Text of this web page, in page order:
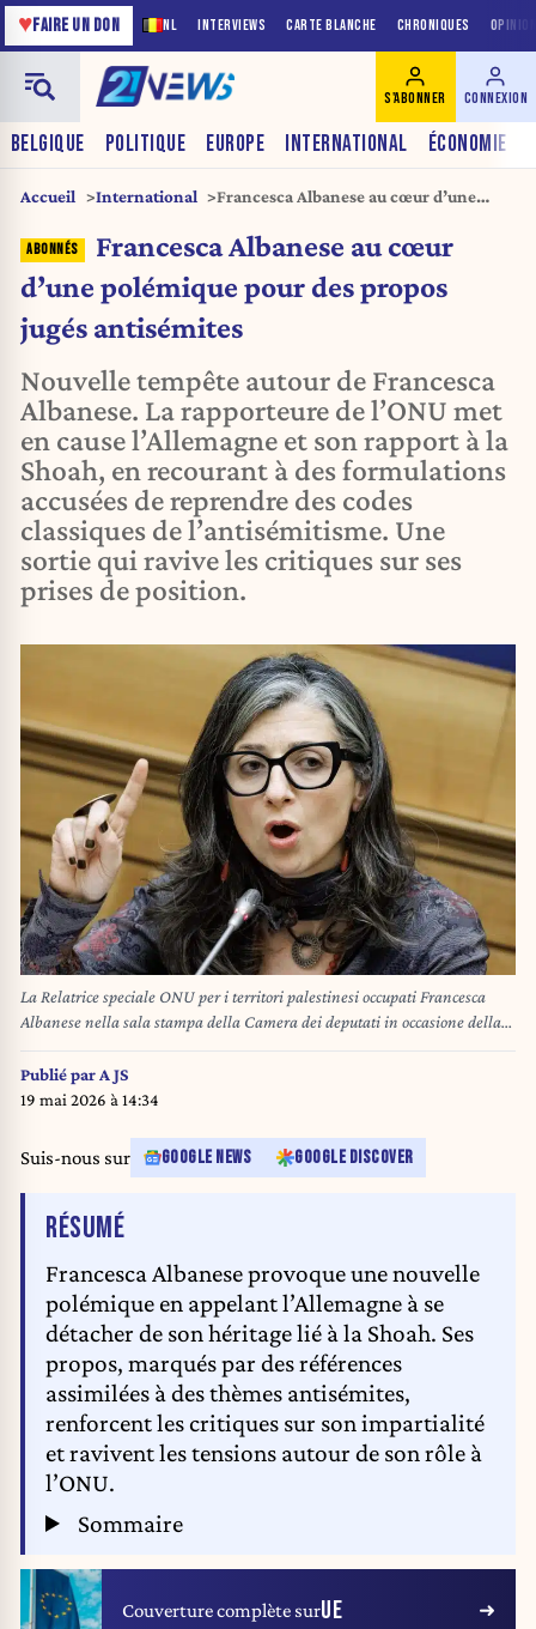
NL INTERVIEWS CARTE BLANCHE CHRONIQUES
♥FAIRE UN DON
BELGIQUE POLITIQUE EUROPE INTERNATIONAL ÉCONOMIE
S'ABONNER CONNEXION
Accueil International
Francesca Albanese au cœur d’une
antisémites
Francesca Albanese au cœur
d’une polémique pour des propos
jugés antisémites
Nouvelle tempête autour de Francesca
Albanese. La rapporteure de l’ONU met
en cause l’Allemagne et son rapport à la
Shoah, en recourant à des formulations
accusées de reprendre des codes
classiques de l’antisémitisme. Une
sortie qui ravive les critiques sur ses
prises de position.
La Relatrice speciale ONU per i territori palestinesi occupati Francesca
Albanese nella sala stampa della Camera dei deputati in occasione della
presentazione del nuovo Rapporto su Gaza dal titolo “Genocidio di Gaza:
un crimine collettivo”, Roma, Martedì 3 Febbraio 2026 (Foto Roberto
Monaldo / LaPresse) UN Special Rapporteur for the Occupied Palestinian
deputies during the presentation of the new Report on Gaza entitled
"Genocide in Gaza: a collective crime”, Rome, Tuesday February 3, 2026
(Photo by Roberto Monaldo /LaPresse)
Publié par A JS
19 mai 2026 à 14:34
Suis-nous sur GOOGLE NEWS GOOGLE DISCOVER
RÉSUMÉDE L'ARTICLE
Francesca Albanese provoque une nouvelle
polémique en appelant l’Allemagne à se
détacher de son héritage lié à la Shoah. Ses
propos, marqués par des références
assimilées à des thèmes antisémites,
renforcent les critiques sur son impartialité
et ravivent les tensions autour de son rôle à
l’ONU.
Sommaire
Couverture complète surUE